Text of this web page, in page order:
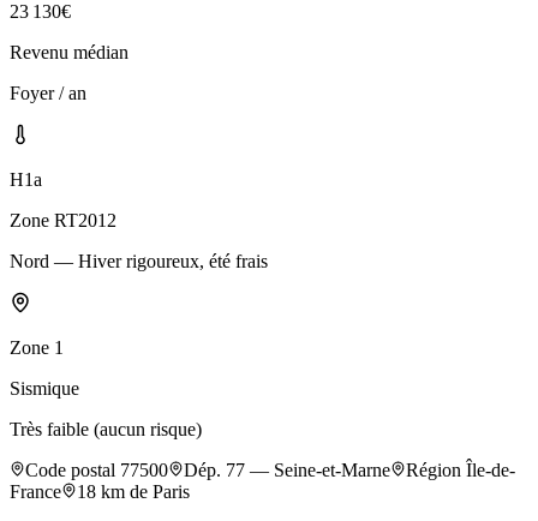
23 130€
Revenu médian
Foyer / an
H1a
Zone RT2012
Nord — Hiver rigoureux, été frais
Zone 1
Sismique
Très faible (aucun risque)
Code postal 77500 Dép. 77 — Seine-et-Marne Région Île-de-
France
18 km de Paris